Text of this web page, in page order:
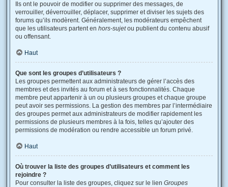
Ils ont le pouvoir de modifier ou supprimer des messages, de
verrouiller, déverrouiller, déplacer, supprimer et diviser les sujets des
forums qu’ils modèrent. Généralement, les modérateurs empêchent
que les utilisateurs partent en hors-sujetou publient du contenu abusif
ou offensant.
Haut
Que sont les groupes d’utilisateurs ?
Les groupes permettent aux administrateurs de gérer l’accès des
membres et des invités au forum et à ses fonctionnalités. Chaque
membre peut appartenir à un ou plusieurs groupes et chaque groupe
peut avoir ses permissions. La gestion des membres par l’intermédiaire
des groupes permet aux administrateurs de modifier rapidement les
permissions de plusieurs membres à la fois, telles qu’ajouter des
permissions de modération ou rendre accessible un forum privé.
Haut
Où trouver la liste des groupes d’utilisateurs et comment les
rejoindre ?
Pour consulter la liste des groupes, cliquez sur le lien Groupes